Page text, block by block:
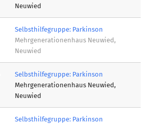
Neuwied
Selbsthilfegruppe: Parkinson
Mehrgenerationenhaus Neuwied,
Neuwied
Selbsthilfegruppe: Parkinson
Mehrgenerationenhaus Neuwied,
Neuwied
Selbsthilfegruppe: Parkinson